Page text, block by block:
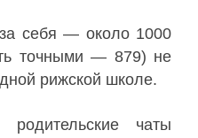
себя — около 1000
точными — 879) не
рижской школе.
чаты